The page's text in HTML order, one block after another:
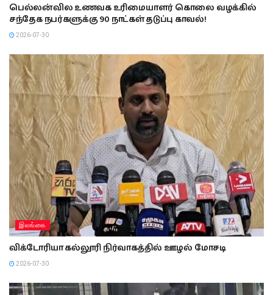
பெல்லன்வில உணவக உரிமையாளர் கொலை வழக்கில்
சந்தேக நபர்களுக்கு 90 நாட்கள் தடுப்பு காவல்!
2026-07-30
இலங்கை
விக்டோரியா கல்லூரி நிர்வாகத்தில் ஊழல் மோசடி
2026-07-30